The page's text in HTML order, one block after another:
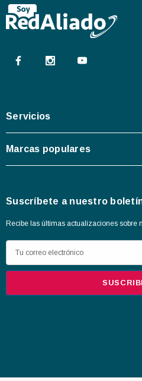
Servicios
Marcas populares
Suscríbete a nuestro
Recibe las últimas actualizaciones sobre
i
e